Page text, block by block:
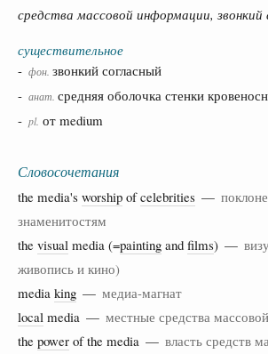
средства массовой информации, звонкий
существительное
- фон. звонкий согласный
- анат. средняя оболочка стенки
- pl. от medium
Словосочетания
the media's worship ofcelebrities —
знаменитостям
the visual media (=painting and films) —
живопись и кино)
media king — медиа-магнат
local media — местные средства
the power of the media — власть средств